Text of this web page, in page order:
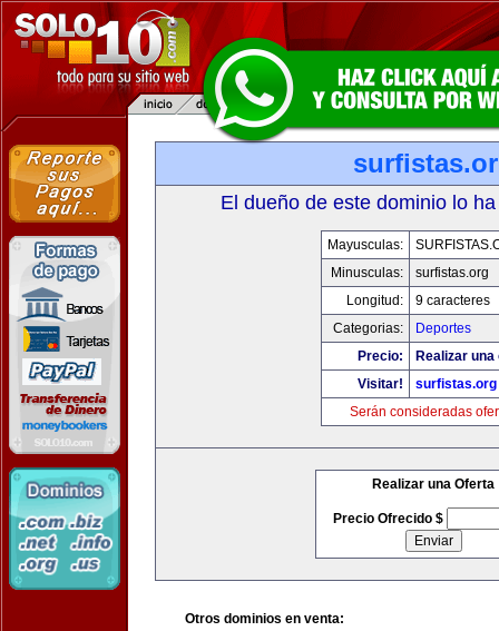
El dueño de este dominio lo
Mayusculas:
Minusculas:
surfistas.org
Longitud:
9 caracteres
Categorias:
Deportes
Precio:
Realizar
Visitar!
surfistas.org
Serán consideradas
Realizar una Oferta
Precio Ofrecido $
Otros dominios en venta: